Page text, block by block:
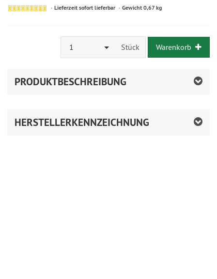
Lieferzeit sofort lieferbar Gewicht 0,67 kg
1 Stück Warenkorb
PRODUKTBESCHREIBUNG
HERSTELLERKENNZEICHNUNG